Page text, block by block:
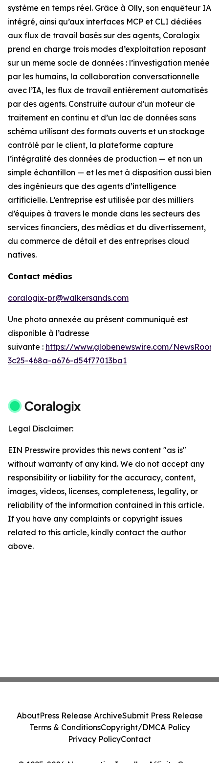
système en temps réel. Grâce à Olly, son enquêteur IA
intégré, ainsi qu’aux interfaces MCP et CLI dédiées
aux flux de travail basés sur des agents, Coralogix
prend en charge trois modes d’exploitation reposant
sur un même socle de données : l’investigation menée
par les humains, la collaboration conversationnelle
avec l’IA, les flux de travail entièrement automatisés
par des agents. Construite autour d’un moteur de
traitement en continu et d’un lac de données sans
schéma utilisant des formats ouverts et un stockage
contrôlé par le client, la plateforme capture
l’intégralité des données de production — et non un
simple échantillon — et les met à disposition aussi bien
des ingénieurs que des agents d’intelligence
artificielle. L’entreprise est utilisée par des milliers
d’équipes à travers le monde dans les secteurs des
services financiers, des médias et du divertissement,
du commerce de détail et des entreprises cloud
natives.
Contact médias
coralogix-pr@walkersands.com
Une photo annexée au présent communiqué est
disponible à l’adresse
suivante : https://www.globenewswire.com/
3c25-468a-a676-d54f77013ba1
Legal Disclaimer:
EIN Presswire provides this news content "as is"
without warranty of any kind. We do not accept any
responsibility or liability for the accuracy, content,
images, videos, licenses, completeness, legality, or
reliability of the information contained in this article.
If you have any complaints or copyright issues
related to this article, kindly contact the author
above.
AboutPress Release ArchiveSubmit Press Release
Terms & ConditionsCopyright/DMCA Policy
Privacy PolicyContact